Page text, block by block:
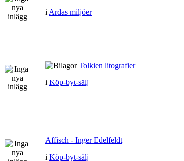
i Ardas miljöer
Tolkien litografier
i Köp-byt-sälj
Affisch - Inger Edelfeldt
i Köp-byt-sälj